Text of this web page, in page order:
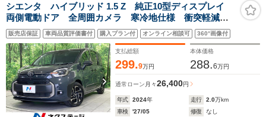
シエンタ ハイブリッド 1.5 Z 純正10型ディスプレイ
両側電動ドア 全周囲カメラ 寒冷地仕様 衝突軽減
BSM レーダークルーズ サーキュレーター シートヒ
ーター 禁煙車 LEDヘッドライト ETC 純正15イン
チアルミ
販売店保証 車両品質評価書付 購入プラン付 オンライン相談可 360°画像付
支払総額
299.9万円
本体価格
288.6万円
通常ローン 月々26,400円
年式 2024年 走行 2.0万km
車検
'27/05 修復
なし